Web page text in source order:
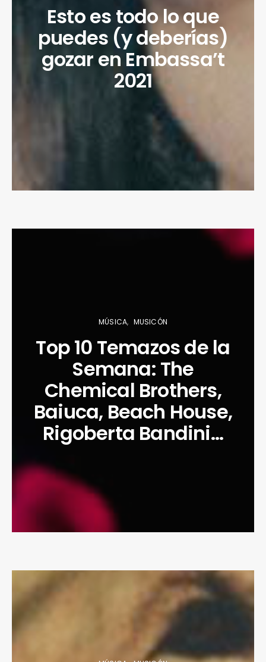
Esto es todo lo que
puedes (y deberías)
gozar en Embassa’t
2021
MÚSICA MUSICÓN
Top 10 Temazos de la
Semana: The
Chemical Brothers,
Baiuca, Beach House,
Rigoberta Bandini…